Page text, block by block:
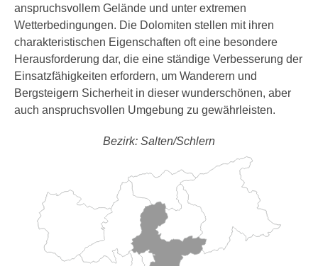
anspruchsvollem Gelände und unter extremen
Wetterbedingungen. Die Dolomiten stellen mit ihren
charakteristischen Eigenschaften oft eine besondere
Herausforderung dar, die eine ständige Verbesserung der
Einsatzfähigkeiten erfordern, um Wanderern und
Bergsteigern Sicherheit in dieser wunderschönen, aber
auch anspruchsvollen Umgebung zu gewährleisten.
Bezirk: Salten/Schlern